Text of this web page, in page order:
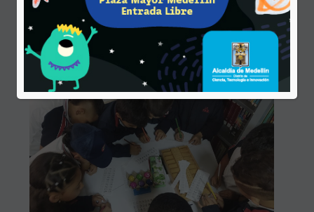
Oficina de Pasaportes de Antioquia
gestionará 1.300 trámites al día